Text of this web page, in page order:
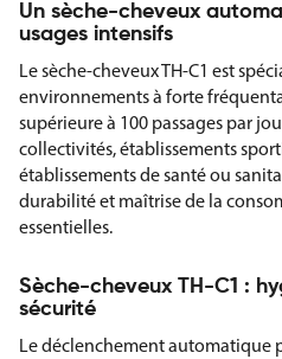
Un sèche-cheveux
usages intensifs
Le sèche-cheveux TH-C1 est
environnements à forte
supérieure à 100 passages par
collectivités, établissements
établissements de santé ou
durabilité et maîtrise de la
essentielles.
Sèche-cheveux TH-C1 :
sécurité
Le déclenchement automatique